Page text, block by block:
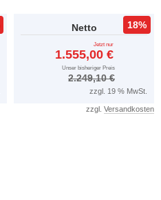
Netto
Jetzt nur
1.555,00 €
Unser bisheriger Preis
2.249,10 €
18%
zzgl. 19 % MwSt.
zzgl. Versandkosten